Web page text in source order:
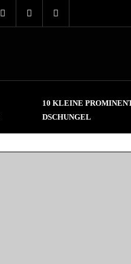
10 KLEINE
DSCHUNGEL